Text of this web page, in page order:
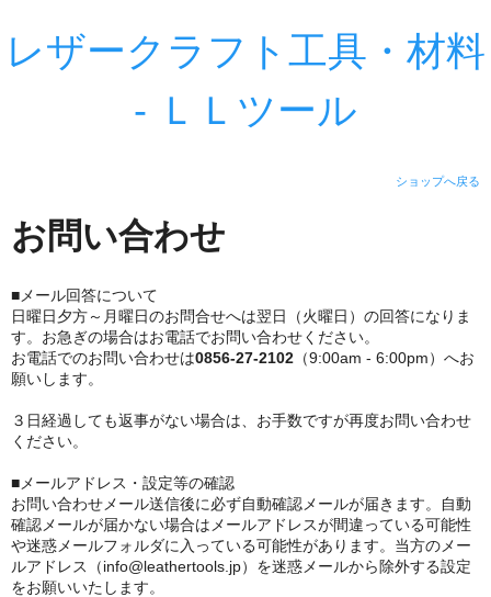
レザークラフト工具・材料
- ＬＬツール
ショップへ戻る
お問い合わせ
■メール回答について
日曜日夕方～月曜日のお問合せへは翌日（火曜日）の回答になりま
す。お急ぎの場合はお電話でお問い合わせください。
お電話でのお問い合わせは0856-27-2102 （9:00am - 6:00pm）へお
願いします。
３日経過しても返事がない場合は、お手数ですが再度お問い合わせ
ください。
■メールアドレス・設定等の確認
お問い合わせメール送信後に必ず自動確認メールが届きます。自動
確認メールが届かない場合はメールアドレスが間違っている可能性
や迷惑メールフォルダに入っている可能性があります。当方のメー
ルアドレス（info@leathertools.jp）を迷惑メールから除外する設定
をお願いいたします。